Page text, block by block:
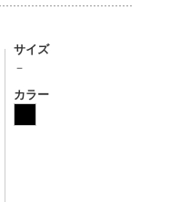
サイズ
－
カラー